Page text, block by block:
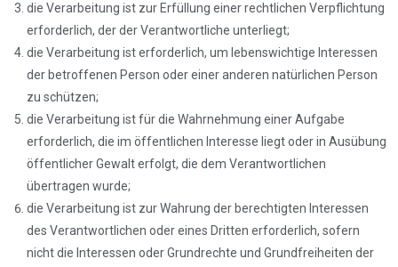
die Verarbeitung ist zur Erfüllung einer rechtlichen Verpflichtung
erforderlich, der der Verantwortliche unterliegt;
die Verarbeitung ist erforderlich, um lebenswichtige Interessen
der betroffenen Person oder einer anderen natürlichen Person
zu schützen;
die Verarbeitung ist für die Wahrnehmung einer Aufgabe
erforderlich, die im öffentlichen Interesse liegt oder in Ausübung
öffentlicher Gewalt erfolgt, die dem Verantwortlichen
übertragen wurde;
die Verarbeitung ist zur Wahrung der berechtigten Interessen
des Verantwortlichen oder eines Dritten erforderlich, sofern
nicht die Interessen oder Grundrechte und Grundfreiheiten der